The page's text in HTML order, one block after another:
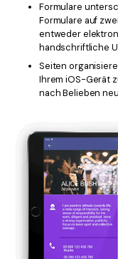
Formulare
Formulare auf
entweder
handschriftliche
Seiten
Ihrem iOS-Gerät
nach Belieben